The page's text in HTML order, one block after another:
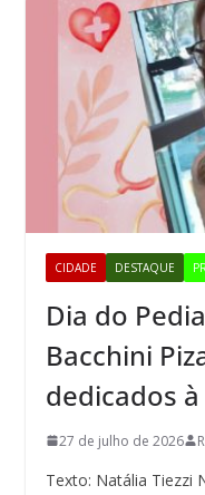
CIDADE DESTAQUE
Dia do
Bacchini
dedicados
27 de julho de 2026
Texto: Natália Tiezzi